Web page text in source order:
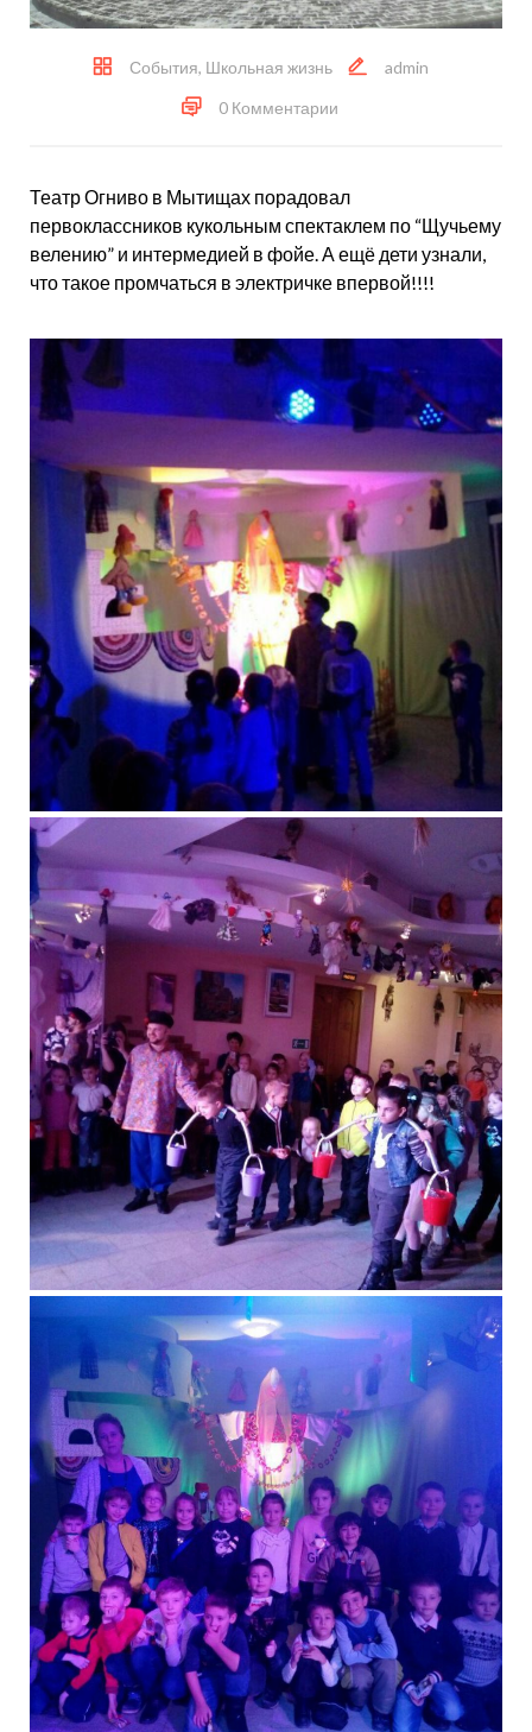
События, Школьная жизнь
admin
0 Комментарии
Театр Огниво в Мытищах порадовал
первоклассников кукольным спектаклем по “Щучьему
велению” и интермедией в фойе. А ещё дети узнали,
что такое промчаться в электричке впервой!!!!